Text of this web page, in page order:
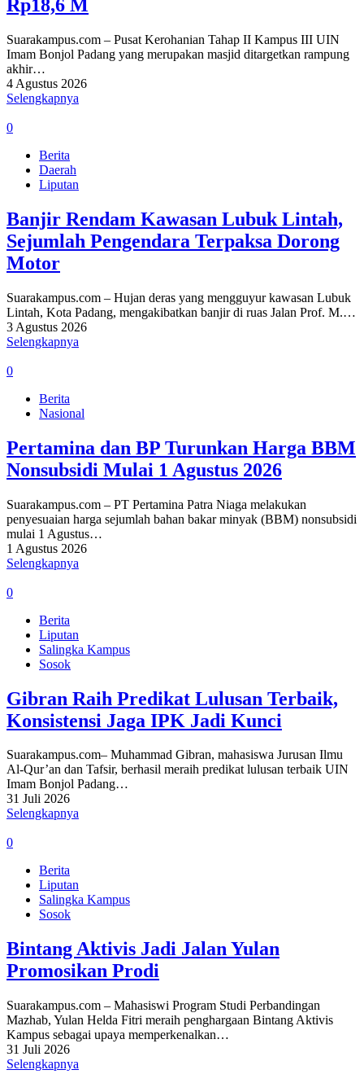
Rp18,6 M
Suarakampus.com – Pusat Kerohanian Tahap II Kampus III UIN
Imam Bonjol Padang yang merupakan masjid ditargetkan rampung
akhir…
4 Agustus 2026
Selengkapnya
0
Berita
Daerah
Liputan
Banjir Rendam Kawasan Lubuk Lintah,
Sejumlah Pengendara Terpaksa Dorong
Motor
Suarakampus.com – Hujan deras yang mengguyur kawasan Lubuk
Lintah, Kota Padang, mengakibatkan banjir di ruas Jalan Prof. M.…
3 Agustus 2026
Selengkapnya
0
Berita
Nasional
Pertamina dan BP Turunkan Harga BBM
Nonsubsidi Mulai 1 Agustus 2026
Suarakampus.com – PT Pertamina Patra Niaga melakukan
penyesuaian harga sejumlah bahan bakar minyak (BBM) nonsubsidi
mulai 1 Agustus…
1 Agustus 2026
Selengkapnya
0
Berita
Liputan
Salingka Kampus
Sosok
Gibran Raih Predikat Lulusan Terbaik,
Konsistensi Jaga IPK Jadi Kunci
Suarakampus.com– Muhammad Gibran, mahasiswa Jurusan Ilmu
Al-Qur’an dan Tafsir, berhasil meraih predikat lulusan terbaik UIN
Imam Bonjol Padang…
31 Juli 2026
Selengkapnya
0
Berita
Liputan
Salingka Kampus
Sosok
Bintang Aktivis Jadi Jalan Yulan
Promosikan Prodi
Suarakampus.com – Mahasiswi Program Studi Perbandingan
Mazhab, Yulan Helda Fitri meraih penghargaan Bintang Aktivis
Kampus sebagai upaya memperkenalkan…
31 Juli 2026
Selengkapnya